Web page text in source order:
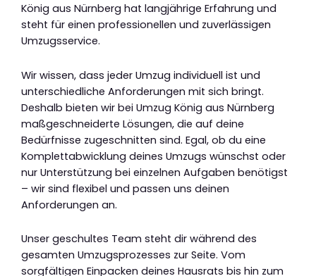
König aus Nürnberg hat langjährige Erfahrung und
steht für einen professionellen und zuverlässigen
Umzugsservice.
Wir wissen, dass jeder Umzug individuell ist und
unterschiedliche Anforderungen mit sich bringt.
Deshalb bieten wir bei Umzug König aus Nürnberg
maßgeschneiderte Lösungen, die auf deine
Bedürfnisse zugeschnitten sind. Egal, ob du eine
Komplettabwicklung deines Umzugs wünschst oder
nur Unterstützung bei einzelnen Aufgaben benötigst
– wir sind flexibel und passen uns deinen
Anforderungen an.
Unser geschultes Team steht dir während des
gesamten Umzugsprozesses zur Seite. Vom
sorgfältigen Einpacken deines Hausrats bis hin zum